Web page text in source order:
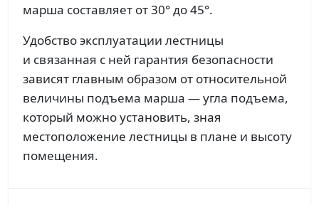
марша составляет от 30° до 45°.
Удобство эксплуатации лестницы
и связанная с ней гарантия безопасности
зависят главным образом от относительной
величины подъема марша — угла подъема,
который можно установить, зная
местоположение лестницы в плане и высоту
помещения.